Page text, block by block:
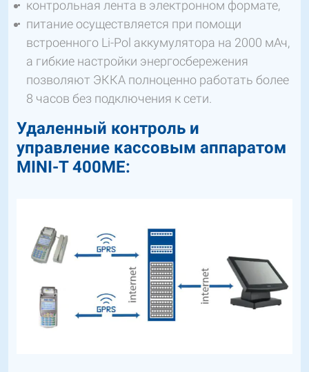
контрольная лента в электронном формате,
питание осуществляется при помощи
встроенного Li-Pol аккумулятора на 2000 мАч,
а гибкие настройки энергосбережения
позволяют ЭККА полноценно работать более
8 часов без подключения к сети.
Удаленный контроль и
управление кассовым аппаратом
MINI-T 400МЕ: